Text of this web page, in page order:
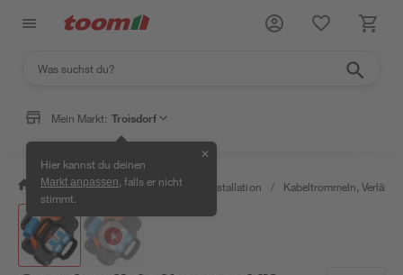
Mein Markt: Troisdorf
Hier kannst du deinen
Markt anpassen , falls er nicht
stimmt.
✕
/ Bauen & Renovieren / Elektroinstallation / Kabeltrommeln,